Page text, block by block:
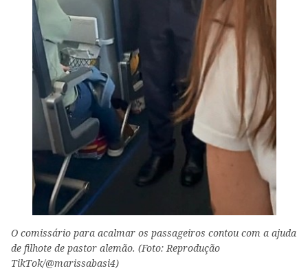
O comissário para acalmar os passageiros contou com a ajuda
de filhote de pastor alemão. (Foto: Reprodução
TikTok/@marissabasi4)